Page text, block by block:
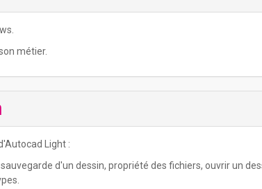
métier.
Light :
d'un dessin, propriété des fichiers, ouvrir un